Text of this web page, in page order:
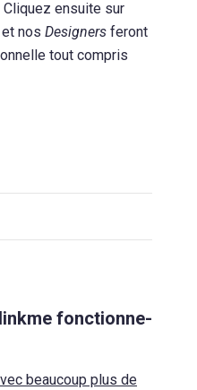
Cliquez ensuite sur
et nos Designers feront
tout compris
fonctionne-
beaucoup plus de